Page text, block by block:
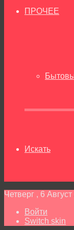
ПРОЧЕЕ
Искать
Четверг , 6
Войти
Switch skin